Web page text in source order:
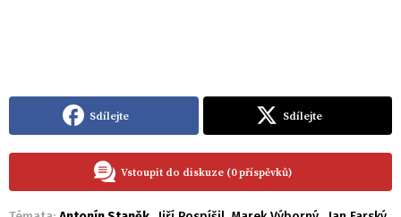
Sdílejte Sdílejte
Vstoupit do diskuze (0 příspěvků)